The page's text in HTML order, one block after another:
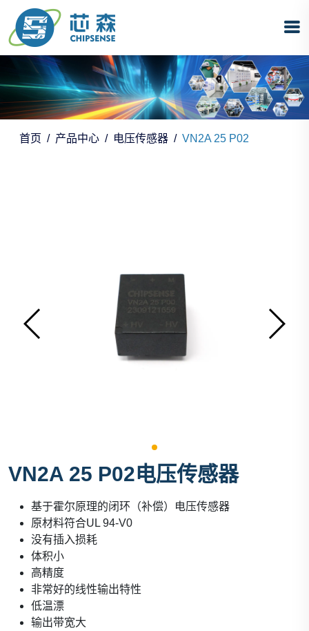
首页 产品中心 电压传感器 VN2A 25 P02
VN2A 25 P02电压传感器
基于霍尔原理的闭环（补偿）电压传感器
原材料符合UL 94-V0
没有插入损耗
体积小
高精度
非常好的线性输出特性
低温漂
输出带宽大